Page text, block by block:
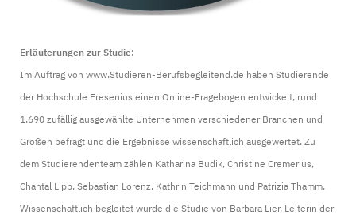
Erläuterungen zur Studie:
Im Auftrag von www.Studieren-Berufsbegleitend.de haben Studierende
der Hochschule Fresenius einen Online-Fragebogen entwickelt, rund
1.690 zufällig ausgewählte Unternehmen verschiedener Branchen und
Größen befragt und die Ergebnisse wissenschaftlich ausgewertet. Zu
dem Studierendenteam zählen Katharina Budik, Christine Cremerius,
Chantal Lipp, Sebastian Lorenz, Kathrin Teichmann und Patrizia Thamm.
Wissenschaftlich begleitet wurde die Studie von Barbara Lier, Leiterin der